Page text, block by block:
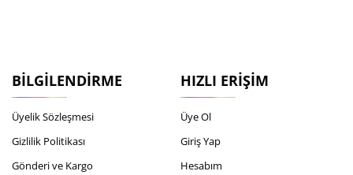
BILGILENDIRME
Üyelik Sözleşmesi
Gizlilik Politikası
Gönderi ve Kargo
HIZLI ERIŞIM
Üye Ol
Giriş Yap
Hesabım